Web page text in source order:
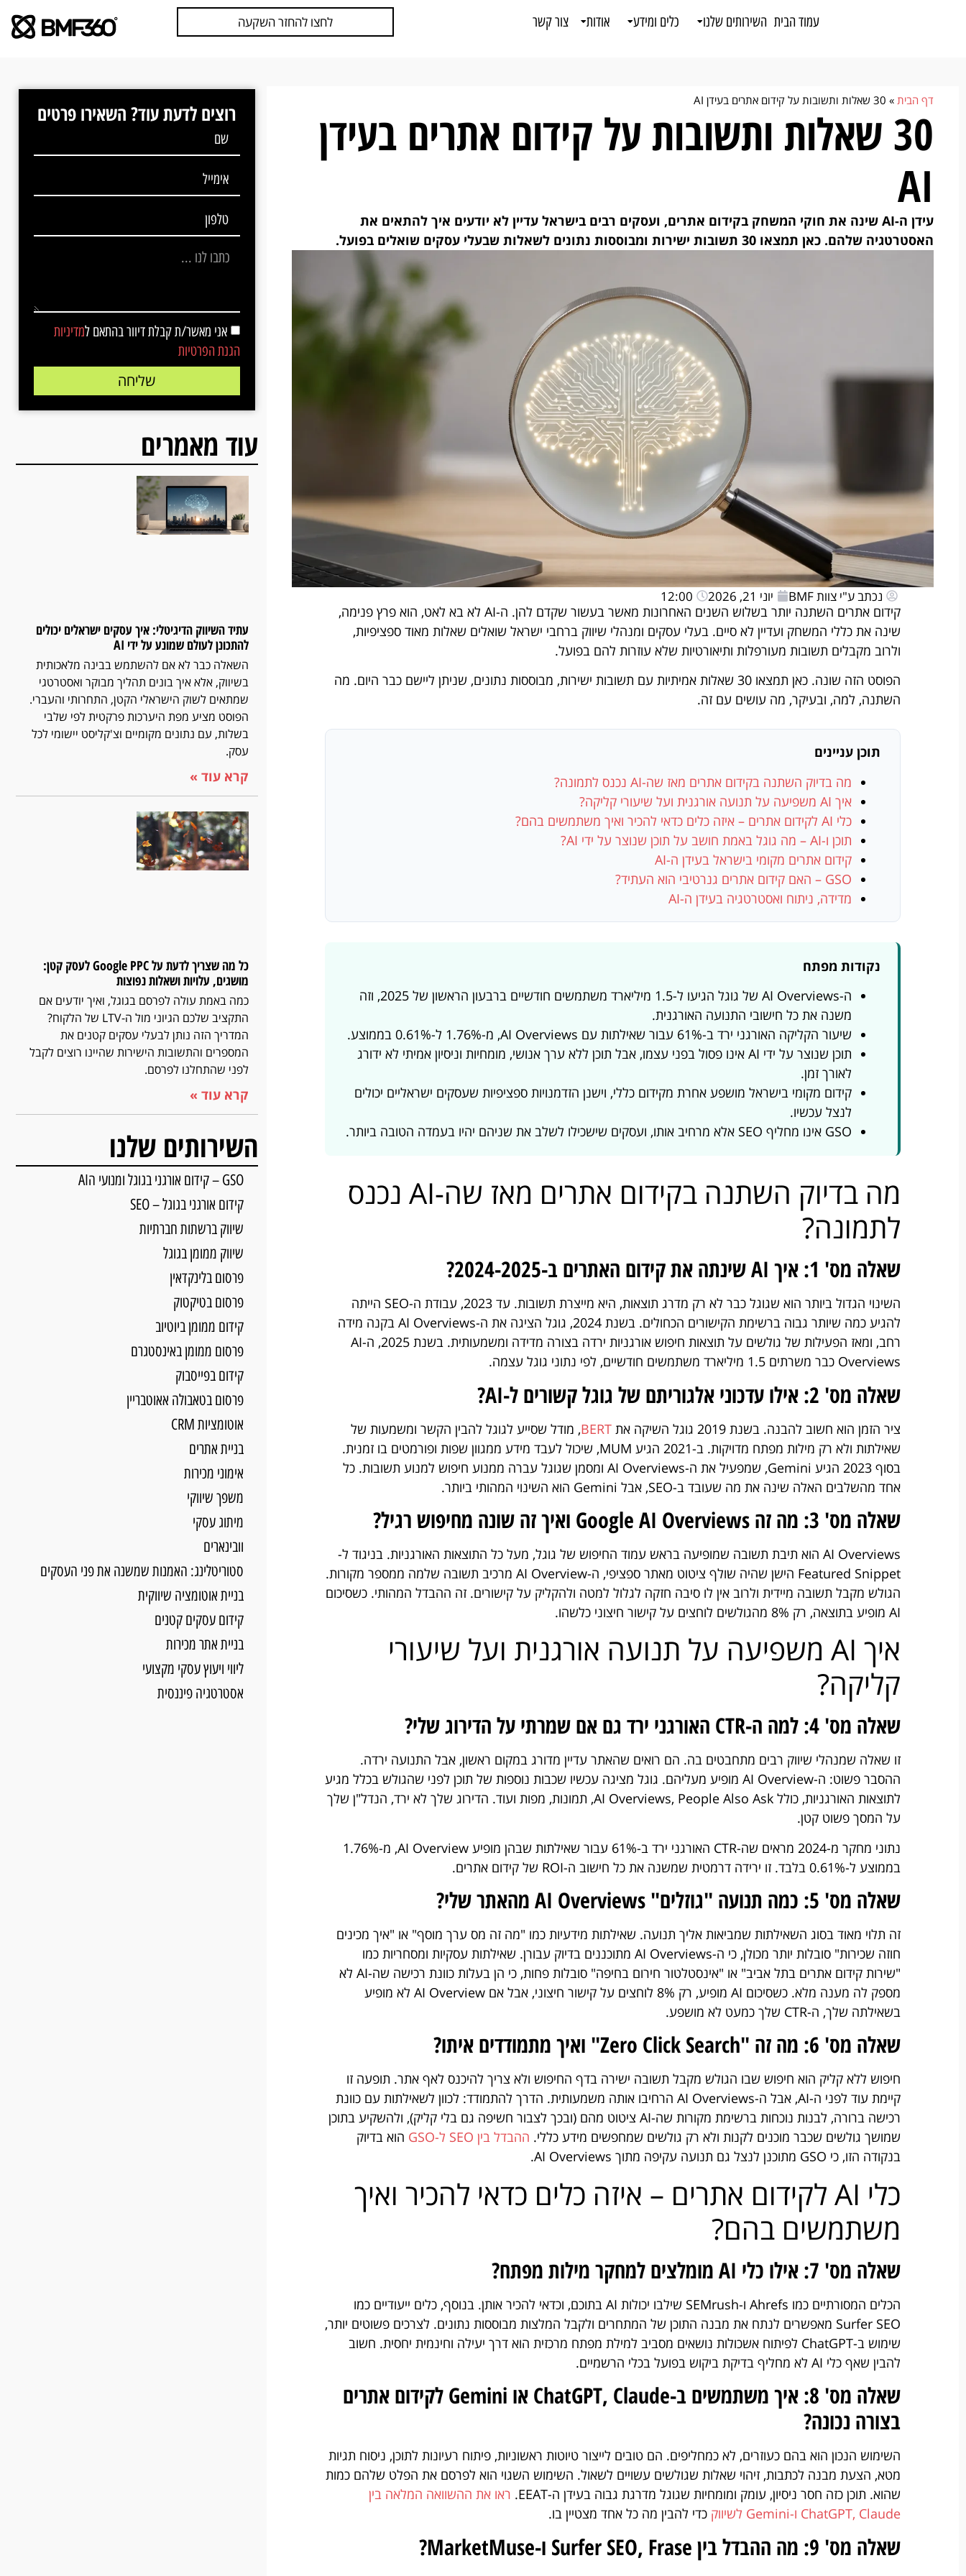
לחצו להחזר השקעה עמוד הבית השירותים שלנו כלים ומידע אודות צור קשר
דף הבית » 30 שאלות ותשובות על קידום אתרים בעידן AI
30 שאלות ותשובות על קידום אתרים בעידן
AI
עידן ה-AI שינה את חוקי המשחק בקידום אתרים, ועסקים רבים בישראל עדיין לא יודעים איך להתאים את
האסטרטגיה שלהם. כאן תמצאו 30 תשובות ישירות ומבוססות נתונים לשאלות שבעלי עסקים שואלים בפועל.
נכתב ע"י צוות BMF יוני 21, 2026 12:00
קידום אתרים השתנה יותר בשלוש השנים האחרונות מאשר בעשור שקדם להן. ה-AI לא בא לאט, הוא פרץ פנימה,
שינה את כללי המשחק ועדיין לא סיים. בעלי עסקים ומנהלי שיווק ברחבי ישראל שואלים שאלות מאוד ספציפיות,
ולרוב מקבלים תשובות מעורפלות ותיאורטיות שלא עוזרות להם בפועל.
הפוסט הזה שונה. כאן תמצאו 30 שאלות אמיתיות עם תשובות ישירות, מבוססות נתונים, שניתן ליישם כבר היום. מה
השתנה, למה, ובעיקר, מה עושים עם זה.
תוכן עניינים
מה בדיוק השתנה בקידום אתרים מאז שה-AI נכנס לתמונה?
איך AI משפיעה על תנועה אורגנית ועל שיעורי קליקה?
כלי AI לקידום אתרים – איזה כלים כדאי להכיר ואיך משתמשים בהם?
תוכן ו-AI – מה גוגל באמת חושב על תוכן שנוצר על ידי AI?
קידום אתרים מקומי בישראל בעידן ה-AI
GSO – האם קידום אתרים גנרטיבי הוא העתיד?
מדידה, ניתוח ואסטרטגיה בעידן ה-AI
נקודות מפתח
ה-AI Overviews של גוגל הגיעו ל-1.5 מיליארד משתמשים חודשיים ברבעון הראשון של 2025, וזה
משנה את כל חישובי התנועה האורגנית.
שיעור הקליקה האורגני ירד ב-61% עבור שאילתות עם AI Overviews, מ-1.76% ל-0.61% בממוצע.
תוכן שנוצר על ידי AI אינו פסול בפני עצמו, אבל תוכן ללא ערך אנושי, מומחיות וניסיון אמיתי לא ידורג
לאורך זמן.
קידום מקומי בישראל מושפע אחרת מקידום כללי, וישנן הזדמנויות ספציפיות שעסקים ישראליים יכולים
לנצל עכשיו.
GSO אינו מחליף SEO אלא מרחיב אותו, ועסקים שישכילו לשלב את שניהם יהיו בעמדה הטובה ביותר.
מה בדיוק השתנה בקידום אתרים מאז שה-AI נכנס
לתמונה?
שאלה מס' 1: איך AI שינתה את קידום האתרים ב-2024-2025?
השינוי הגדול ביותר הוא שגוגל כבר לא רק מדרג תוצאות, היא מייצרת תשובות. עד 2023, עבודת ה-SEO הייתה
להגיע כמה שיותר גבוה ברשימת הקישורים הכחולים. בשנת 2024, גוגל הציגה את ה-AI Overviews בקנה מידה
רחב, ומאז הפעילות של גולשים על תוצאות חיפוש אורגניות ירדה בצורה מדידה ומשמעותית. בשנת 2025, ה-AI
Overviews כבר משרתים 1.5 מיליארד משתמשים חודשיים, לפי נתוני גוגל עצמה.
שאלה מס' 2: אילו עדכוני אלגוריתם של גוגל קשורים ל-AI?
ציר הזמן הוא חשוב להבנה. בשנת 2019 גוגל השיקה את BERT, מודל שסייע לגוגל להבין הקשר ומשמעות של
שאילתות ולא רק מילות מפתח מדויקות. ב-2021 הגיע MUM, שיכול לעבד מידע ממגוון שפות ופורמטים בו זמנית.
בסוף 2023 הגיע Gemini, שמפעיל את ה-AI Overviews ומסמן שגוגל עברה ממנוע חיפוש למנוע תשובות. כל
אחד מהשלבים האלה שינה את מה שעובד ב-SEO, אבל Gemini הוא השינוי המהותי ביותר.
שאלה מס' 3: מה זה Google AI Overviews ואיך זה שונה מחיפוש רגיל?
AI Overviews הוא תיבת תשובה שמופיעה בראש עמוד החיפוש של גוגל, מעל כל התוצאות האורגניות. בניגוד ל-
Featured Snippet הישן שהיה שולף ציטוט מאתר ספציפי, ה-AI Overview מרכיב תשובה שלמה ממספר מקורות.
הגולש מקבל תשובה מיידית ולרוב אין לו סיבה חזקה לגלול למטה ולהקליק על קישורים. זה ההבדל המהותי. כשסיכום
AI מופיע בתוצאה, רק 8% מהגולשים לוחצים על קישור חיצוני כלשהו.
איך AI משפיעה על תנועה אורגנית ועל שיעורי
קליקה?
שאלה מס' 4: למה ה-CTR האורגני ירד גם אם שמרתי על הדירוג שלי?
זו שאלה שמנהלי שיווק רבים מתחבטים בה. הם רואים שהאתר עדיין מדורג במקום ראשון, אבל התנועה ירדה.
ההסבר פשוט: ה-AI Overview מופיע מעליהם. גוגל מציגה עכשיו שכבות נוספות של תוכן לפני שהגולש בכלל מגיע
לתוצאות האורגניות, כולל AI Overviews, People Also Ask, תמונות, מפות ועוד. הדירוג שלך לא ירד, הנדל"ן שלך
על המסך פשוט קטן.
נתוני מחקר מ-2024 מראים שה-CTR האורגני ירד ב-61% עבור שאילתות שבהן מופיע AI Overview, מ-1.76%
בממוצע ל-0.61% בלבד. זו ירידה דרמטית שמשנה את כל חישוב ה-ROI של קידום אתרים.
שאלה מס' 5: כמה תנועה "גוזלים" AI Overviews מהאתר שלי?
זה תלוי מאוד בסוג השאילתות שמביאות אליך תנועה. שאילתות מידעיות כמו "מה זה מס ערך מוסף" או "איך מכינים
חוזה שכירות" סובלות יותר מכולן, כי ה-AI Overviews מתוכננים בדיוק עבורן. שאילתות עסקיות ומסחריות כמו
"שירות קידום אתרים בתל אביב" או "אינסטלטור חירום בחיפה" סובלות פחות, כי הן בעלות כוונת רכישה שה-AI לא
מספק לה מענה מלא. כשסיכום AI מופיע, רק 8% לוחצים על קישור חיצוני, אבל אם AI Overview לא מופיע
בשאילתה שלך, ה-CTR שלך כמעט לא מושפע.
שאלה מס' 6: מה זה "Zero Click Search" ואיך מתמודדים איתו?
חיפוש ללא קליק הוא חיפוש שבו הגולש מקבל תשובה ישירה בדף החיפוש ולא צריך להיכנס לאף אתר. תופעה זו
קיימת עוד לפני ה-AI, אבל ה-AI Overviews הרחיבו אותה משמעותית. הדרך להתמודד: לכוון לשאילתות עם כוונת
רכישה ברורה, לבנות נוכחות ברשימת מקורות שה-AI ציטוט מהם (ובכך לצבור חשיפה גם בלי קליק), ולהשקיע בתוכן
שמושך גולשים שכבר מוכנים לקנות ולא רק גולשים שמחפשים מידע כללי. ההבדל בין SEO ל-GSO
הוא בדיוק
בנקודה הזו, כי GSO מתוכנן לנצל גם תנועה עקיפה מתוך AI Overviews.
כלי AI לקידום אתרים – איזה כלים כדאי להכיר ואיך
משתמשים בהם?
שאלה מס' 7: אילו כלי AI מומלצים למחקר מילות מפתח?
הכלים המסורתיים כמו Ahrefs ו-SEMrush שילבו יכולות AI בתוכם, וכדאי להכיר אותן. בנוסף, כלים ייעודיים כמו
Surfer SEO מאפשרים לנתח את מבנה התוכן של המתחרים ולקבל המלצות מבוססות נתונים. לצרכים פשוטים יותר,
שימוש ב-ChatGPT לפיתוח אשכולות נושאים מסביב למילת מפתח מרכזית הוא דרך יעילה וחינמית יחסית. חשוב
להבין שאף כלי AI לא מחליף בדיקת ביקוש בפועל בכלי הרשמיים.
שאלה מס' 8: איך משתמשים ב-ChatGPT, Claude או Gemini לקידום אתרים
בצורה נכונה?
השימוש הנכון הוא בהם כעוזרים, לא כמחליפים. הם טובים לייצור טיוטות ראשוניות, פיתוח רעיונות לתוכן, ניסוח תגיות
מטא, הצעת מבנה לכתבות, זיהוי שאלות שגולשים עשויים לשאול. השימוש השגוי הוא לפרסם את הפלט שלהם כמות
שהוא. תוכן כזה חסר ניסיון, עומק ומומחיות שגוגל מדרגת גבוה בעידן ה-EEAT.
ראו את ההשוואה המלאה בין
ChatGPT, Claude ו-Gemini לשיווק
כדי להבין מה כל אחד מצטיין בו.
שאלה מס' 9: מה ההבדל בין Surfer SEO, Frase ו-MarketMuse?
רוצים לדעת עוד? השאירו פרטים
אני מאשר/ת קבלת דיוור בהתאם למדיניות
הגנת הפרטיות
שליחה
עוד מאמרים
עתיד השיווק הדיגיטלי: איך עסקים ישראלים יכולים
להתכונן לעולם שמונע על ידי AI
השאלה כבר לא אם להשתמש בבינה מלאכותית
בשיווק, אלא איך בונים תהליך מבוקר ואסטרטגי
שמתאים לשוק הישראלי הקטן, התחרותי והעברי.
הפוסט מציע מפת היערכות פרקטית לפי שלבי
בשלות, עם נתונים מקומיים וצ'קליסט יישומי לכל
עסק.
קרא עוד »
כל מה שצריך לדעת על Google PPC לעסק קטן:
מושגים, עלויות ושאלות נפוצות
כמה באמת עולה לפרסם בגוגל, ואיך יודעים אם
התקציב שלכם הגיוני מול ה-LTV של הלקוח?
המדריך הזה נותן לבעלי עסקים קטנים את
המספרים והתשובות הישירות שהיינו רוצים לקבל
לפני שהתחלנו לפרסם.
קרא עוד »
השירותים שלנו
GSO – קידום אורגני בגוגל ומנועי הAI
קידום אורגני בגוגל – SEO
שיווק ברשתות חברתיות
שיווק ממומן בגוגל
פרסום בלינקדאין
פרסום בטיקטוק
קידום ממומן ביוטיוב
פרסום ממומן באינסטגרם
קידום בפייסבוק
פרסום בטאבולה אאוטבריין
אוטומציות CRM
בניית אתרים
אימוני מכירות
משפך שיווקי
מיתוג עסקי
וובינארים
סטוריטלינג: האמנות שמשנה את פני העסקים
בניית אוטומציה שיווקית
קידום עסקים קטנים
בניית אתר מכירות
ליווי ויעוץ עסקי מקצועי
אסטרטגיה פיננסית